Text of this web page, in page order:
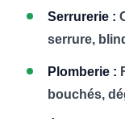
Serrurerie :
serrure,
Plomberie :
bouchés,